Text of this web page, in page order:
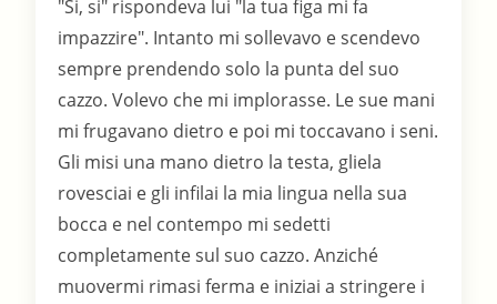
"Si, si" rispondeva lui "la tua figa mi fa
impazzire". Intanto mi sollevavo e scendevo
sempre prendendo solo la punta del suo
cazzo. Volevo che mi implorasse. Le sue mani
mi frugavano dietro e poi mi toccavano i seni.
Gli misi una mano dietro la testa, gliela
rovesciai e gli infilai la mia lingua nella sua
bocca e nel contempo mi sedetti
completamente sul suo cazzo. Anziché
muovermi rimasi ferma e iniziai a stringere i